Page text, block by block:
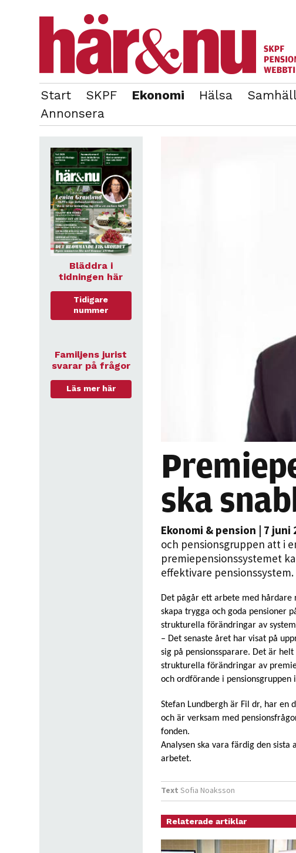
Start SKPF Ekonomi Hälsa
Annonsera
OM REDAKTIONEN
ska
Ekonomi & pension | 7 juni
och pensionsgruppen att i
premiepensionssystemet
effektivare pensionssystem.
Det pågår ett arbete med
skapa trygga och goda pensioner
strukturella förändringar av
– Det senaste året har visat på
sig på pensionssparare. Det är
strukturella förändringar av
och ordförande i pensionsgruppen
Stefan Lundbergh är Fil dr, har en
och är verksam med
fonden.
Analysen ska vara färdig den
arbetet.
Text Sofia Noaksson
Relaterade artiklar
Bläddra i
tidningen här
Tidigare
nummer
Familjens jurist
svarar på frågor
Läs mer här